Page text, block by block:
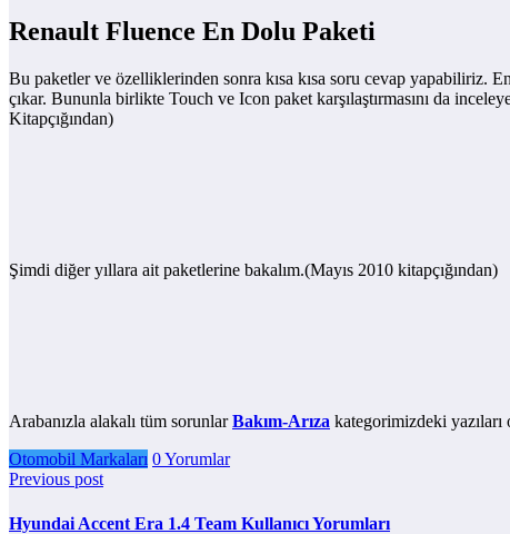
Renault Fluence En Dolu Paketi
Bu paketler ve özelliklerinden sonra kısa kısa soru cevap yapabiliriz.
çıkar. Bununla birlikte Touch ve Icon paket karşılaştırmasını da
Kitapçığından)
Şimdi diğer yıllara ait paketlerine bakalım.(Mayıs 2010 kitapçığından)
Arabanızla alakalı tüm sorunlarBakım-Arıza kategorimizdeki
Otomobil Markaları 0 Yorumlar
Previous post
Hyundai Accent Era 1.4 Team Kullanıcı Yorumları